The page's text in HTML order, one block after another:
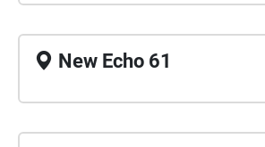
New Echo 61